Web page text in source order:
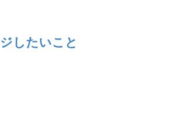
したいこと